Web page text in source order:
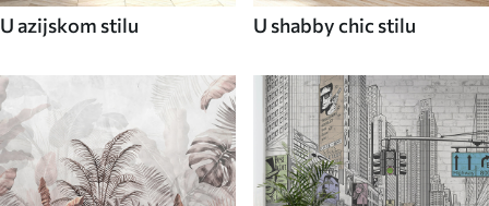
U azijskom stilu U shabby chic stilu